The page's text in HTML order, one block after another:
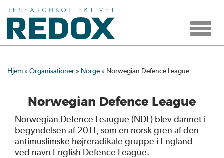
Toggle
Hjem » Organisationer » Norge » Norwegian Defence League
Norwegian Defence League
Norwegian Defence Leaugue (NDL) blev dannet i
begyndelsen af 2011, som en norsk gren af den
antimuslimske højreradikale gruppe i England
ved navn English Defence League.